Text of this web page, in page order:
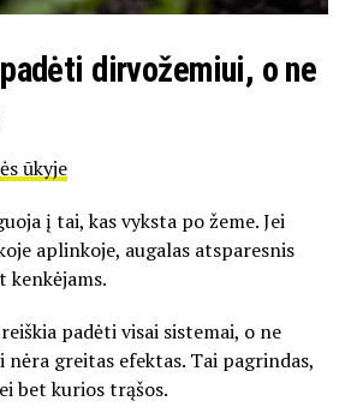
dirvožemiui, o ne
ūkyje
į tai, kas vyksta po žeme. Jei
aplinkoje, augalas atsparesnis
kenkėjams.
padėti visai sistemai, o ne
nėra greitas efektas. Tai pagrindas,
bet kurios trąšos.